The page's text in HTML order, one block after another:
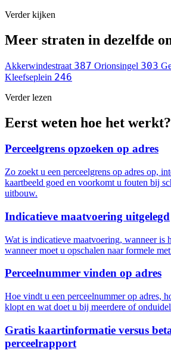
Verder kijken
Meer straten in dezelfde
Akkerwindestraat 387 Orionsingel 303
Kleefseplein 246
Verder lezen
Eerst weten hoe het werkt?
Perceelgrens opzoeken op adres
Zo zoekt u een perceelgrens op adres op,
kaartbeeld goed en voorkomt u fouten bij
uitbouw.
Indicatieve maatvoering uitgelegd
Wat is indicatieve maatvoering, wanneer is
wanneer moet u opschalen naar formele
Perceelnummer vinden op adres
Hoe vindt u een perceelnummer op adres,
klopt en wat doet u bij meerdere of
Gratis kaartinformatie versus
perceelrapport